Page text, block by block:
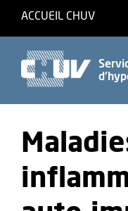
ACCUEIL CHUV